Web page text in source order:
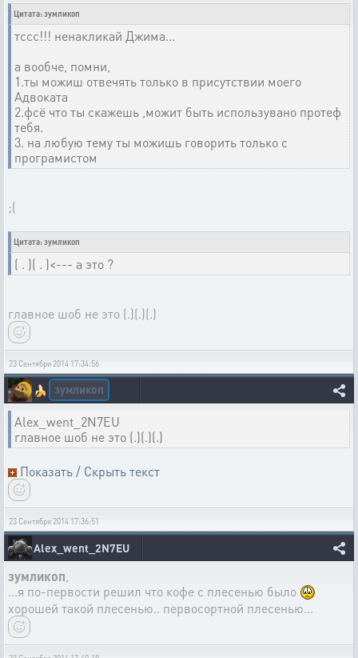
Цитата: зумликоп
тссс!!! ненакликай Джима...
а вообче, помни,
1.ты можиш отвечять только в присутствии моего
Адвоката
2.фсё что ты скажешь ,можит быть использувано протеф
тебя.
3. на любую тему ты можишь говорить только с
програмистом
;(
Цитата: зумликоп
( . )( . )<--- а это ?
главное шоб не это (.)(.)(.)
23 Сентября 2014 17:34:56
🍌 зумликоп
Alex_went_2N7EU
главное шоб не это (.)(.)(.)
Показать / Скрыть текст
23 Сентября 2014 17:36:51
Alex_went_2N7EU
зумликоп
...я по-первости решил что кофе с плесенью было
хорошей такой плесенью.. первосортной плесенью...